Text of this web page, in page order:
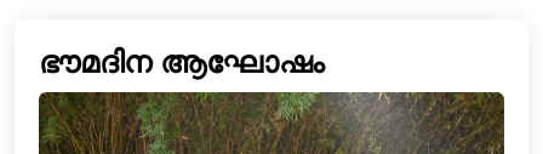
ഭൗമദിന ആഘോഷം